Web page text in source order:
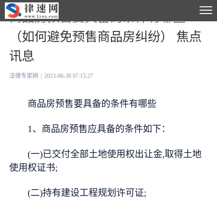
商品房预售要具备的条件有哪些
（如何避免预售商品房纠纷） 焦点
讯息
法律专家网 2023-06-30 07:15:27
商品房预售要具备的条件有哪些
1、商品房预售应具备的条件如下：
(一)已交付全部土地使用权出让金,取得土地
使用权证书;
(二)持有建设工程规划许可证;